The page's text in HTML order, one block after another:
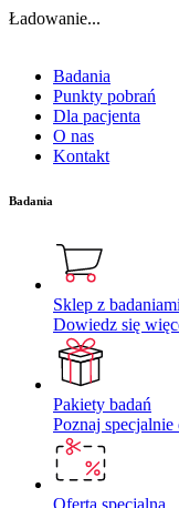
Ładowanie...
Badania
Punkty pobrań
Dla pacjenta
O nas
Kontakt
Badania
Sklep z badaniami
Dowiedz się
Pakiety badań
Poznaj specjalnie
Oferta specjalna